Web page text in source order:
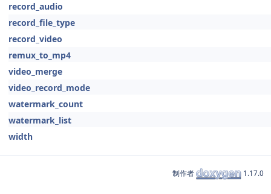
record_audio
record_file_type
record_video
remux_to_mp4
video_merge
video_record_mode
watermark_count
watermark_list
width
制作者 1.17.0